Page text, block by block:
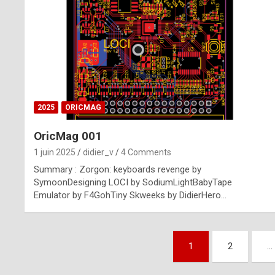
2025 ORICMAG
OricMag 001
1 juin 2025 didier_v 4 Comments
Summary : Zorgon: keyboards revenge by
SymoonDesigning LOCI by SodiumLightBabyTape
Emulator by F4GohTiny Skweeks by DidierHero…
1 2 …